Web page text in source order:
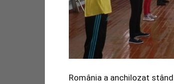
România a anchilozat